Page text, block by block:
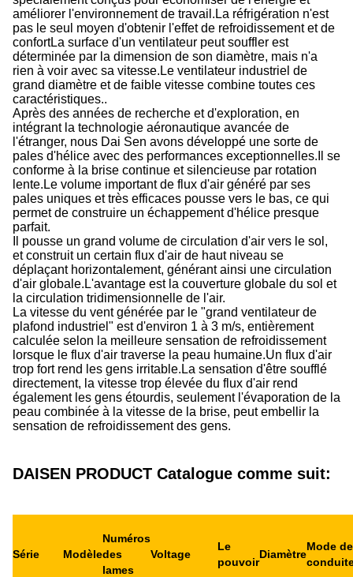
améliorer l'environnement de travail.La réfrigération n'est
pas le seul moyen d'obtenir l'effet de refroidissement et de
confortLa surface d'un ventilateur peut souffler est
déterminée par la dimension de son diamètre, mais n'a
rien à voir avec sa vitesse.Le ventilateur industriel de
grand diamètre et de faible vitesse combine toutes ces
caractéristiques..
Après des années de recherche et d'exploration, en
intégrant la technologie aéronautique avancée de
l'étranger, nous Dai Sen avons développé une sorte de
pales d'hélice avec des performances exceptionnelles.Il se
conforme à la brise continue et silencieuse par rotation
lente.Le volume important de flux d'air généré par ses
pales uniques et très efficaces pousse vers le bas, ce qui
permet de construire un échappement d'hélice presque
parfait.
Il pousse un grand volume de circulation d'air vers le sol,
et construit un certain flux d'air de haut niveau se
déplaçant horizontalement, générant ainsi une circulation
d'air globale.L'avantage est la couverture globale du sol et
la circulation tridimensionnelle de l'air.
La vitesse du vent générée par le "grand ventilateur de
plafond industriel" est d'environ 1 à 3 m/s, entièrement
calculée selon la meilleure sensation de refroidissement
lorsque le flux d'air traverse la peau humaine.Un flux d'air
trop fort rend les gens irritable.La sensation d'être soufflé
directement, la vitesse trop élevée du flux d'air rend
également les gens étourdis, seulement l'évaporation de la
peau combinée à la vitesse de la brise, peut embellir la
sensation de refroidissement des gens.
DAISEN PRODUCT Catalogue comme suit:
Série Modèle
Numéros
des
lames
Voltage
Le
pouvoir
Diamètre
Mode de